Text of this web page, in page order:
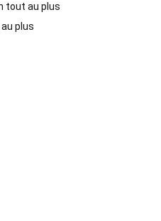
tout au plus
plus